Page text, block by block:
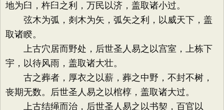
地为臼，杵臼之利，万民以济，盖取诸小过。
弦木为弧，剡木为矢，弧矢之利，以威天下，盖
取诸睽。
上古穴居而野处，后世圣人易之以宫室，上栋下
宇，以待风雨，盖取诸大壮。
古之葬者，厚衣之以薪，葬之中野，不封不树，
丧期无数。后世圣人易之以棺椁，盖取诸大过。
上古结绳而治，后世圣人易之以书契，百官以